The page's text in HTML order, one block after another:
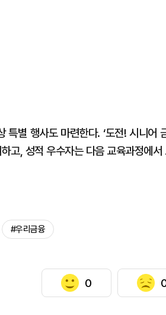
특별 행사도 마련한다. ‘도전! 시니어
고, 성적 우수자는 다음 교육과정에
#우리금융
0